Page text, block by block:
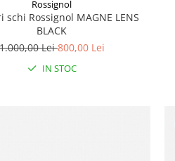
Rossignol
schi Rossignol MAGNE LENS
BLACK
1.000,00 Lei800,00 Lei
IN STOC